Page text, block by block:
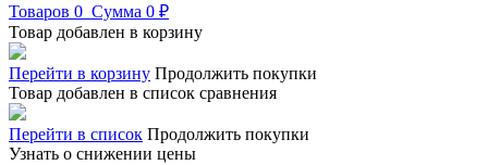
Товаров 0 Сумма 0 ₽
Товар добавлен в корзину
Перейти в корзину Продолжить покупки
Товар добавлен в список сравнения
Перейти в список Продолжить покупки
Узнать о снижении цены